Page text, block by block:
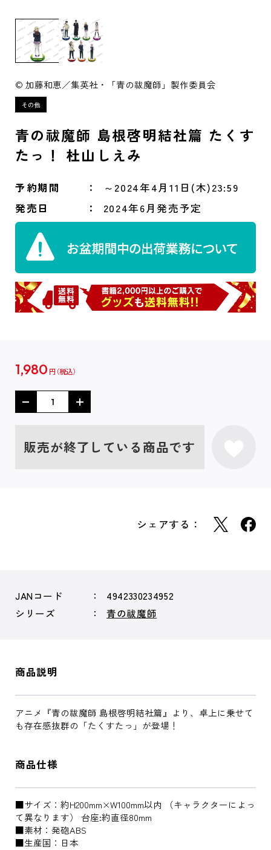
© 加藤和恵／集英社・「青の祓魔師」製作委員会
青の祓魔師 島根啓明結社篇 たくす
たっ！ 杜山しえみ
予約期間
～2024年4月11日(木)23:59
発売日
2024年6月発売予定
1,980 円
販売が終了している商品です
シェアする：
JANコード
4942330234952
シリーズ
青の祓魔師
商品説明
アニメ『青の祓魔師 島根啓明結社篇』より、卓上に乗せて
も存在感抜群の「たくすたっ」が登場！
商品仕様
■サイズ：約H200mm×W100mm以内 （キャラクターによっ
て異なります） 台座:約直径80mm
■素材：発砲ABS
■生産国：日本